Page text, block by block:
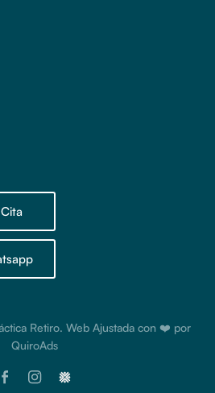
Retiro. Web Ajustada con ❤️ por
QuiroAds